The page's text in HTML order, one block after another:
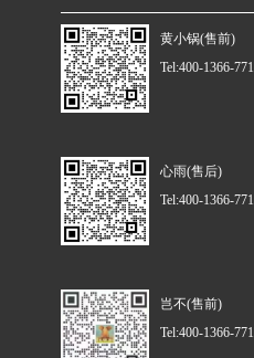
黄小锅(售前)
Tel:400-1366-771
心雨(售后)
Tel:400-1366-771
岂不(售前)
Tel:400-1366-771